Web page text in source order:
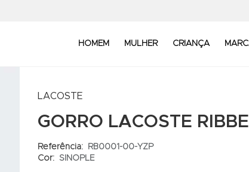
HOMEM MULHER CRIANÇA
LACOSTE
GORRO LACOSTE
Referência:
RB0001-00-YZP
Cor:
SINOPLE